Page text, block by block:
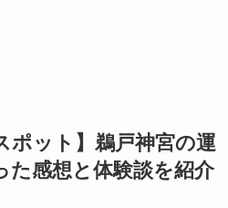
ポット】鵜戸神宮の運
た感想と体験談を紹介